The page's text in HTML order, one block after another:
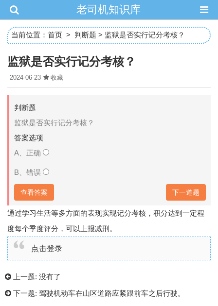
老司机知识库
当前位置： 首页 > 判断题 > 监狱是否实行记分考核？
监狱是否实行记分考核？
2024-06-23 收藏
判断题
监狱是否实行记分考核？
答案选项
A、正确
B、错误
查看答案 下一道题
通过学习生活等多方面的表现实现记分考核，积分达到一定程
度每个季度评分，可以上报减刑。
点击登录
上一题: 没有了
下一题: 驾驶机动车在山区道路应紧跟前车之后行驶。